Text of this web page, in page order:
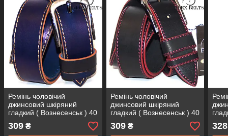
Ремінь чоловічий
джинсовий шкіряний
гладкий ( Вознесенськ ) 40
мм - купити оптом в Одесі
309 ₴
Ремінь чоловічий
джинсовий шкіряний
гладкий ( Вознесенськ ) 40
мм - купити оптом в Одесі
309₴
мм -
328